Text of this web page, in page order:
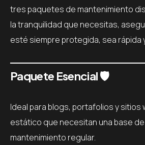
tres paquetes de mantenimiento
la tranquilidad que necesitas,
esté siempre protegida, sea rápida
Paquete Esencial🛡️
Ideal para blogs, portafolios y
estático que necesitan una base
mantenimiento regular.